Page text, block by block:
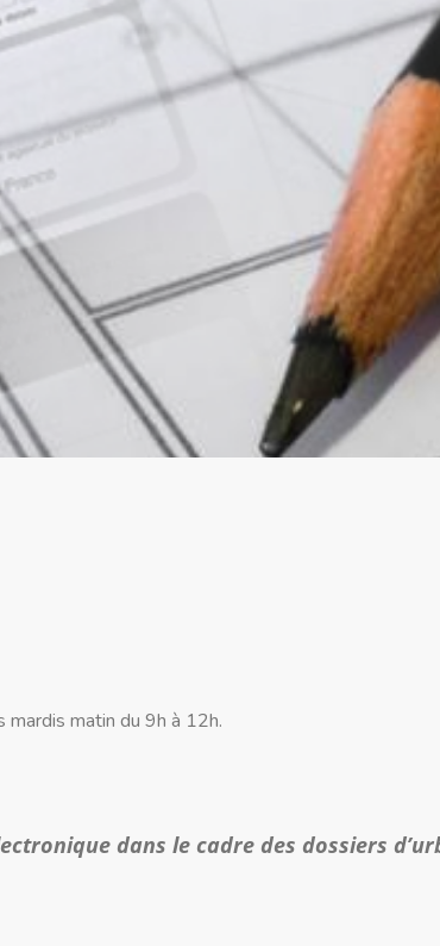
matin du 9h à 12h.
dans le cadre des dossiers